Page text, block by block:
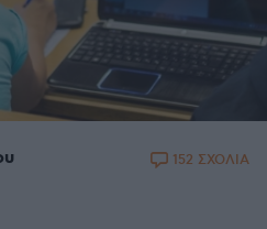
152 ΣΧΟΛΙΑ